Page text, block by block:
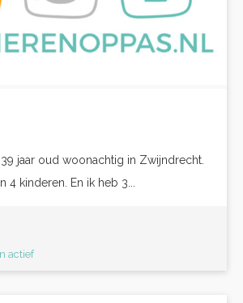
jaar oud woonachtig in Zwijndrecht.
4 kinderen. En ik heb 3...
actief